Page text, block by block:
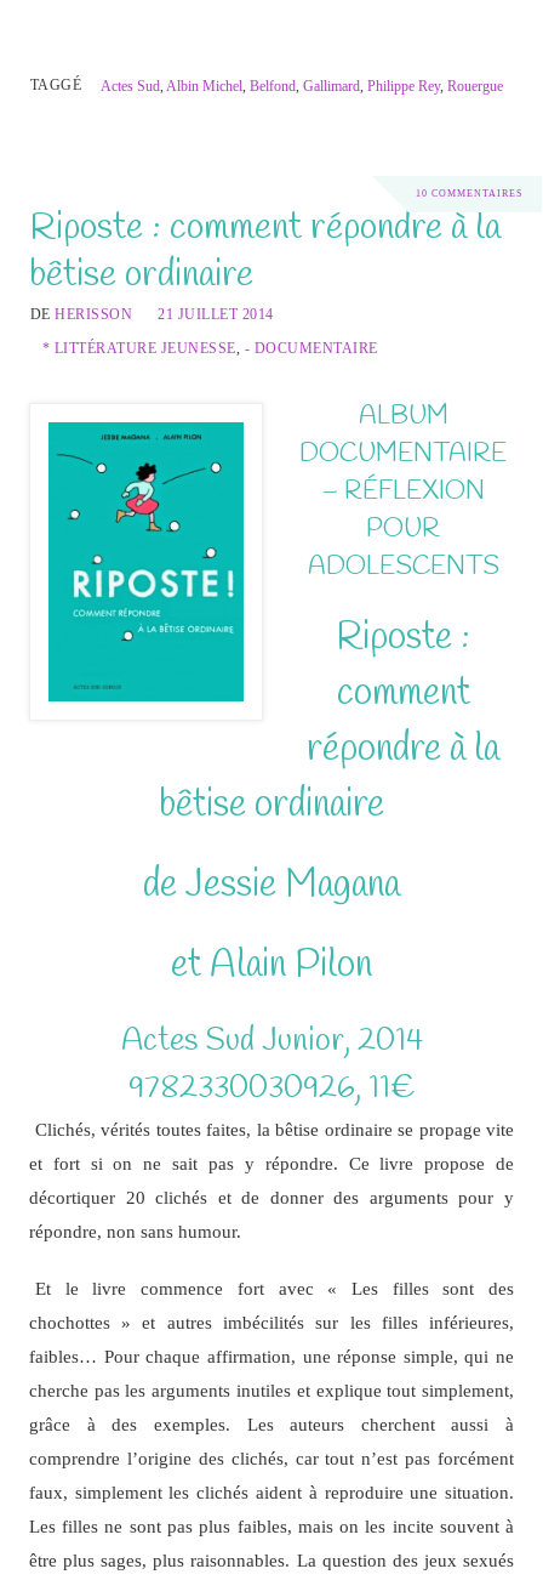
TAGGÉ Actes Sud,Albin Michel,Belfond,Gallimard,Philippe Rey,Rouergue
10 COMMENTAIRES
Riposte : comment répondre à la
bêtise ordinaire
DEHERISSON
21 JUILLET 2014
* LITTÉRATURE JEUNESSE, - DOCUMENTAIRE
ALBUM
DOCUMENTAIRE
– RÉFLEXION
POUR
ADOLESCENTS
Riposte :
comment
répondre à la
bêtise ordinaire
de Jessie Magana
et Alain Pilon
Actes Sud Junior, 2014
9782330030926, 11€
Clichés, vérités toutes faites, la bêtise ordinaire se propage vite
et fort si on ne sait pas y répondre. Ce livre propose de
décortiquer 20 clichés et de donner des arguments pour y
répondre, non sans humour.
Et le livre commence fort avec « Les filles sont des
chochottes » et autres imbécilités sur les filles inférieures,
faibles… Pour chaque affirmation, une réponse simple, qui ne
cherche pas les arguments inutiles et explique tout simplement,
grâce à des exemples. Les auteurs cherchent aussi à
comprendre l’origine des clichés, car tout n’est pas forcément
faux, simplement les clichés aident à reproduire une situation.
Les filles ne sont pas plus faibles, mais on les incite souvent à
être plus sages, plus raisonnables. La question des jeux sexués